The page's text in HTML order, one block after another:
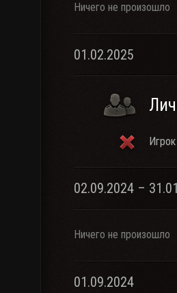
Ничего не произошло
01.02.2025
Игрок
02.09.2024 –
Ничего не произошло
01.09.2024